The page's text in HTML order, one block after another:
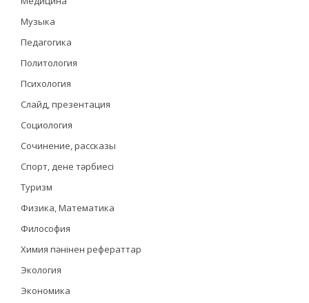
Музыка
Педагогика
Политология
Психология
Слайд, презентация
Социология
Сочинение, рассказы
Спорт, дене тәрбиесі
Туризм
Физика, Математика
Философия
Химия пәнінен рефераттар
Экология
Экономика